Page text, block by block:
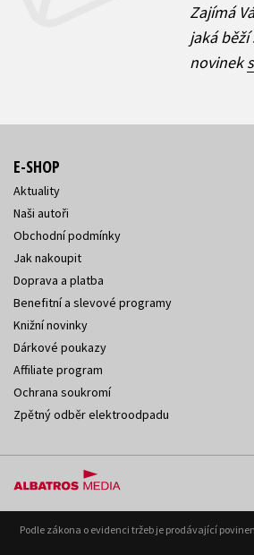
Zajímá
jaká
novinek
E-SHOP
Aktuality
Naši autoři
Obchodní podmínky
Jak nakoupit
Doprava a platba
Benefitní a slevové programy
Knižní novinky
Dárkové poukazy
Affiliate program
Ochrana soukromí
Zpětný odběr elektroodpadu
Podle zákona o evidenci tržeb je prodávající